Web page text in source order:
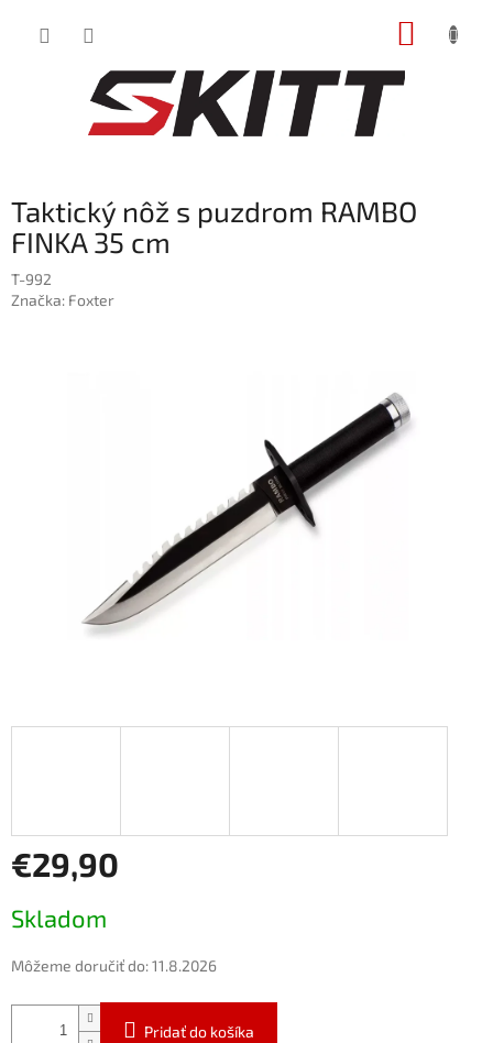
Taktický nôž s puzdrom RAMBO
FINKA 35 cm
T-992
Značka: Foxter
€29,90
cena:
Skladom
Môžeme doručiť do:11.8.2026
Pridať do košíka